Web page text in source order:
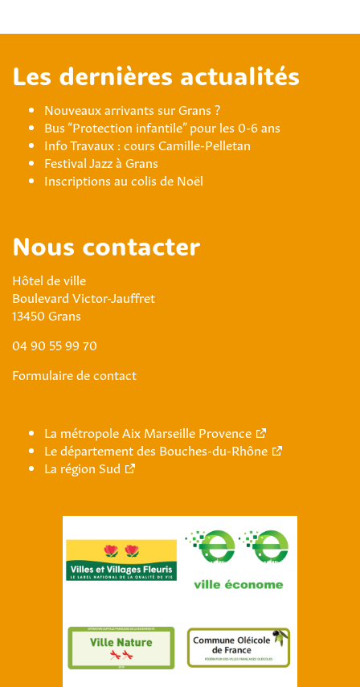
Les dernières actualités
Nouveaux arrivants sur Grans ?
Bus “Protection infantile” pour les 0-6 ans
Info Travaux : cours Camille-Pelletan
Festival Jazz à Grans
Inscriptions au colis de Noël
Nous contacter
Hôtel de ville
Boulevard Victor-Jauffret
13450 Grans
04 90 55 99 70
Formulaire de contact
La métropole Aix Marseille Provence
Le département des Bouches-du-Rhône
La région Sud